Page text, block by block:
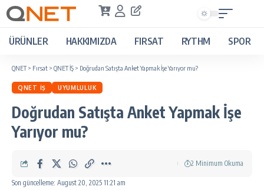
ÜRÜNLER HAKKIMIZDA FIRSAT RYTHM SPOR
QNET> Fırsat > QNET İŞ > Doğrudan Satışta Anket Yapmak İşe Yarıyor mu?
QNET İŞ UYUMLULUK
Doğrudan Satışta Anket Yapmak İşe
Yarıyor mu?
Son güncelleme: August 20, 2025 11:21 am
2 Minimum Okuma